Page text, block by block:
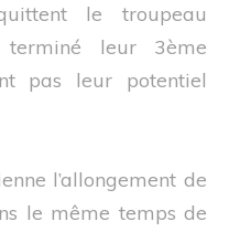
le troupeau
leur 3ème
pas leur potentiel
l’allongement de
le même temps de